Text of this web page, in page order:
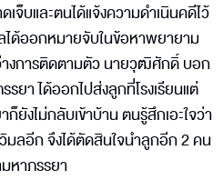
เจ็บและตนได้แจ้งความดำเนินคดีไว้
ได้ออกหมายจับในข้อหาพยายาม
างการติดตามตัว นายวุฒิศักดิ์ บอก
รยา ได้ออกไปส่งลูกที่โรงเรียนแต่
ยังไม่กลับเข้าบ้าน ตนรู้สึกเอะใจว่า
มลอีก จึงได้ตัดสินใจนำลูกอีก 2 คน
หาภรรยา